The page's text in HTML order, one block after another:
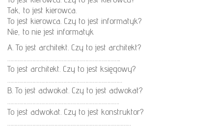
Tak, to jest kierowca.
To jest kierowca. Czy to jest informatyk?
Nie, to nie jest informatyk
A. To jest architekt. Czy to jest architekt?
To jest architekt. Czy to jest księgowy?
B. To jest adwokat. Czy to jest adwokat?
To jest adwokat. Czy to jest konstruktor?